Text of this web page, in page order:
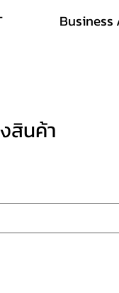
Business
สินค้า